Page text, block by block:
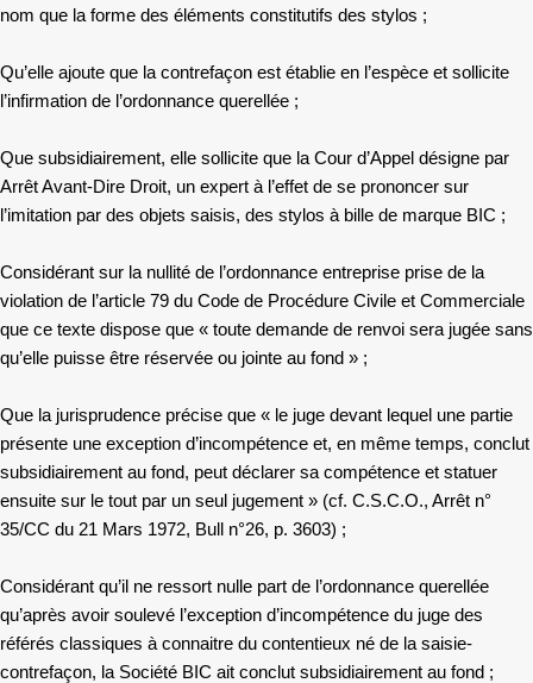
nom que la forme des éléments constitutifs des stylos ;
Qu’elle ajoute que la contrefaçon est établie en l’espèce et sollicite
l’infirmation de l’ordonnance querellée ;
Que subsidiairement, elle sollicite que la Cour d’Appel désigne par
Arrêt Avant-Dire Droit, un expert à l’effet de se prononcer sur
l’imitation par des objets saisis, des stylos à bille de marque BIC ;
Considérant sur la nullité de l’ordonnance entreprise prise de la
violation de l’article 79 du Code de Procédure Civile et Commerciale
que ce texte dispose que « toute demande de renvoi sera jugée sans
qu’elle puisse être réservée ou jointe au fond » ;
Que la jurisprudence précise que « le juge devant lequel une partie
présente une exception d’incompétence et, en même temps, conclut
subsidiairement au fond, peut déclarer sa compétence et statuer
ensuite sur le tout par un seul jugement » (cf. C.S.C.O., Arrêt n°
35/CC du 21 Mars 1972, Bull n°26, p. 3603) ;
Considérant qu’il ne ressort nulle part de l’ordonnance querellée
qu’après avoir soulevé l’exception d’incompétence du juge des
référés classiques à connaitre du contentieux né de la saisie-
contrefaçon, la Société BIC ait conclut subsidiairement au fond ;